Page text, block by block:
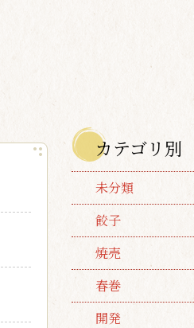
カテゴリ別
未分類
餃子
焼売
春巻
開発